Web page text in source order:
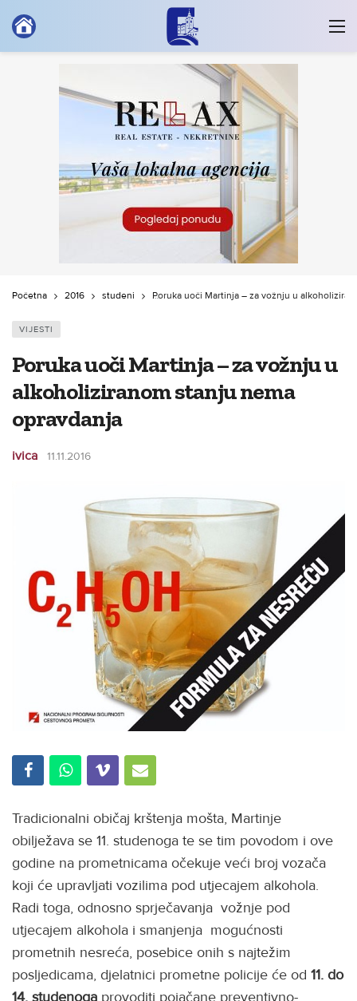
Početna 2016 studeni Poruka uoči Martinja – za vožnju u
VIJESTI
Poruka uoči Martinja – za vožnju u
alkoholiziranom stanju nema
opravdanja
ivica 11.11.2016
Tradicionalni običaj krštenja mošta, Martinje
obilježava se 11. studenoga te se tim povodom i ove
godine na prometnicama očekuje veći broj vozača
koji će upravljati vozilima pod utjecajem alkohola.
Radi toga, odnosno sprječavanja vožnje pod
utjecajem alkohola i smanjenja mogućnosti
prometnih nesreća, posebice onih s najtežim
posljedicama, djelatnici prometne policije će od 11. do
14. studenoga provoditi pojačane preventivno-